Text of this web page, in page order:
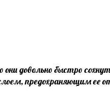
довольно быстро
предохраняющим ее